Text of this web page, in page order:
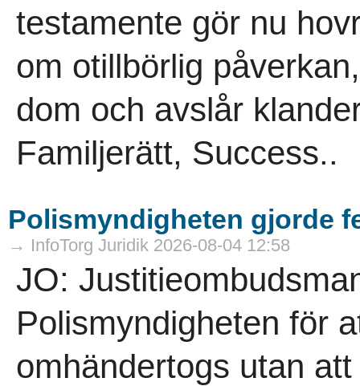
testamente gör nu
om otillbörlig
dom och avslår
Familjerätt, Success..
Polismyndigheten gjorde
→ InfoTorg Juridik 2026-08-04 12:58
JO:
Polismyndigheten för
omhändertogs utan